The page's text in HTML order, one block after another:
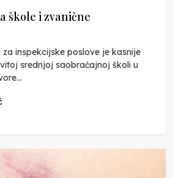
škole i zvanične
inspekcijske poslove je kasnije
srednjoj saobraćajnoj školi u